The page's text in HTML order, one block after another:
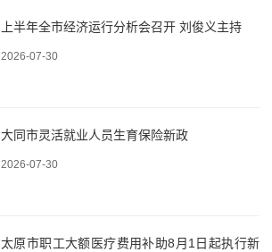
上半年全市经济运行分析会召开 刘俊义主持
2026-07-30
大同市灵活就业人员生育保险新政
2026-07-30
太原市职工大额医疗费用补助8月1日起执行新